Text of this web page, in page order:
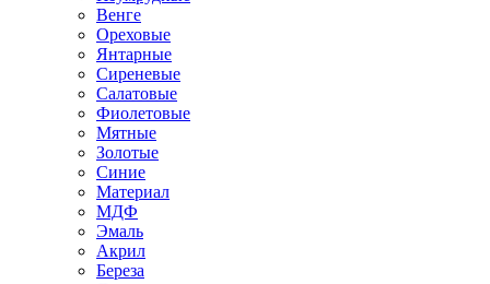
Венге
Ореховые
Янтарные
Сиреневые
Салатовые
Фиолетовые
Мятные
Золотые
Синие
Материал
МДФ
Эмаль
Акрил
Береза